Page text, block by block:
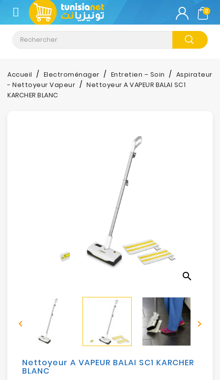
CATÉGORIE
Climatisation
Informatique
Téléphonie
Mobilités
0
Accueil Electroménager Entretien – Soin
Aspirateur
- Nettoyeur Vapeur
Nettoyeur A VAPEUR BALAI SC1
KARCHER BLANC
search
 
Nettoyeur A VAPEUR BALAI SC1 KARCHER
BLANC